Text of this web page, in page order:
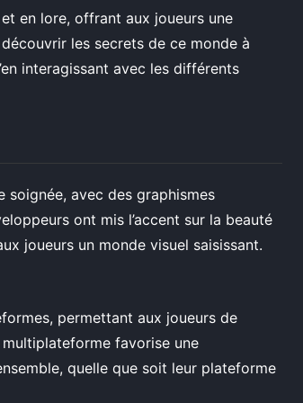
en lore, offrant aux joueurs une
les secrets de ce monde à
interagissant avec les différents
soignée, avec des graphismes
ont mis l’accent sur la beauté
joueurs un monde visuel saisissant.
permettant aux joueurs de
favorise une
quelle que soit leur plateforme